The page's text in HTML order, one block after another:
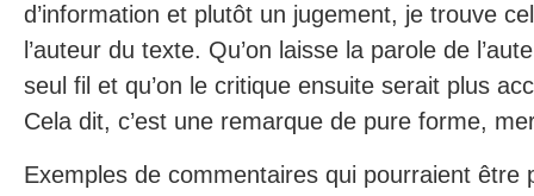
d’information et plutôt un jugement, je trouve
l’auteur du texte. Qu’on laisse la parole de
seul fil et qu’on le critique ensuite serait plus
Cela dit, c’est une remarque de pure forme,
Exemples de commentaires qui pourraient être